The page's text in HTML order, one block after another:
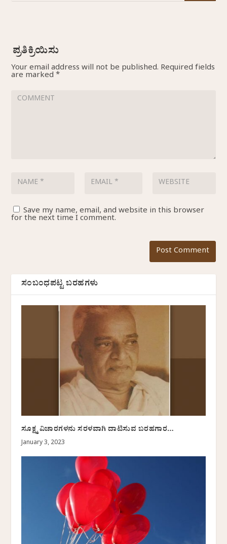
Your email address will not be published. Required fields
are marked *
Save my name, email, and website in this browser
for the next time I comment.
ಸಂಬಂಧಪಟ್ಟ ಬರಹಗಳು
ಸೂಕ್ಷ್ಮ ವಿಚಾರಗಳನು ಸರಳವಾಗಿ ದಾಟಿಸುವ ಬರಹಗಾರ…
January 3, 2023